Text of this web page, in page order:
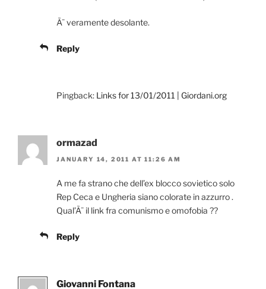
Ã¨ veramente desolante.
Reply
Pingback: Links for 13/01/2011 | Giordani.org
ormazad
JANUARY 14, 2011 AT 11:26 AM
A me fa strano che dell’ex blocco sovietico solo
Rep Ceca e Ungheria siano colorate in azzurro .
Qual’Ã¨ il link fra comunismo e omofobia ??
Reply
Giovanni Fontana